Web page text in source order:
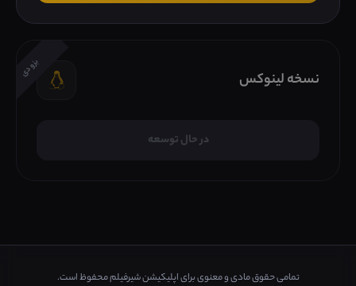
بزودی
نسخه لینوکس
در حال توسعه
تمامی حقوق مادی و معنوی برای اپلیکیشن شیرفیلم محفوظ است.